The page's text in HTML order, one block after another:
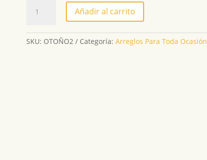
cantidad
Añadir al carrito
SKU: OTOÑO2 Categoría: Arreglos Para Toda Ocasión